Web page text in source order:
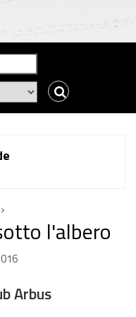
l'albero
Arbus